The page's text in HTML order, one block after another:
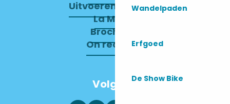
Wandelpaden
Erfgoed
De Show Bike
Uitvoerend Comité
La Mairie
Brochures
On recrute !
Volg ons